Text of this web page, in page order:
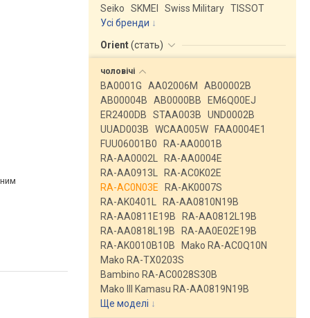
Seiko
SKMEI Swiss Military TISSOT
Усі бренди
Orient(стать)
чоловічі
BA0001G AA02006M
AB00002B
AB00004B
AB0000BB
EM6Q00EJ
ER2400DB
STAA003B
UND0002B
UUAD003B
WCAA005W
FAA0004E1
FUU06001B0
RA-AA0001B
RA-AA0002L
RA-AA0004E
RA-AA0913L
RA-AC0K02E
RA-AC0N03E
RA-AK0007S
RA-AK0401L
RA-AA0810N19B
RA-AA0811E19B
RA-AA0812L19B
RA-AA0818L19B
RA-AA0E02E19B
RA-AK0010B10B
Mako RA-AC0Q10N
Mako RA-TX0203S
Bambino RA-AC0028S30B
Mako III Kamasu RA-AA0819N19B
Ще моделі ↓